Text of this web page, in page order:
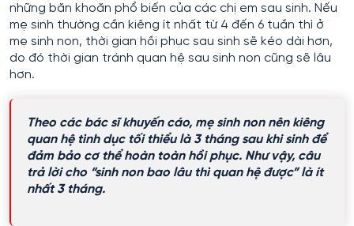
những băn khoăn phổ biến của các chị em sau sinh. Nếu
mẹ sinh thường cần kiêng ít nhất từ 4 đến 6 tuần thì ở
mẹ sinh non, thời gian hồi phục sau sinh sẽ kéo dài hơn,
do đó thời gian tránh quan hệ sau sinh non cũng sẽ lâu
hơn.
Theo các bác sĩ khuyến cáo, mẹ sinh non nên kiêng
quan hệ tình dục tối thiểu là 3 tháng sau khi sinh để
đảm bảo cơ thể hoàn toàn hồi phục. Như vậy, câu
trả lời cho “sinh non bao lâu thì quan hệ được” là ít
nhất 3 tháng.